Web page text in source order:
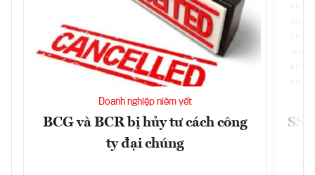
Doanh nghiệp niêm yết
BCG và BCR bị hủy tư cách công
ty đại chúng
SSI